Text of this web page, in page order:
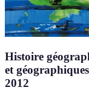
Histoire
et
2012